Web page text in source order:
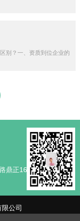
别？一、资质到位企业的
鼎正16号综合楼18-8
公司